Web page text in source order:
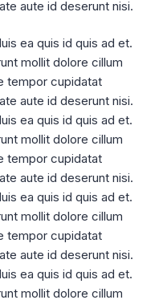
aute id deserunt nisi.
ea quis id quis ad et.
mollit dolore cillum
tempor cupidatat
aute id deserunt nisi.
ea quis id quis ad et.
mollit dolore cillum
tempor cupidatat
aute id deserunt nisi.
ea quis id quis ad et.
mollit dolore cillum
tempor cupidatat
aute id deserunt nisi.
ea quis id quis ad et.
mollit dolore cillum